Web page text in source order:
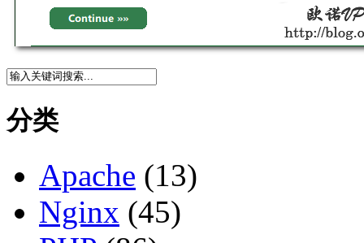
分类
Apache (13)
Nginx (45)